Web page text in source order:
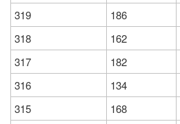
319
186
318
162
317
182
316
134
315
168